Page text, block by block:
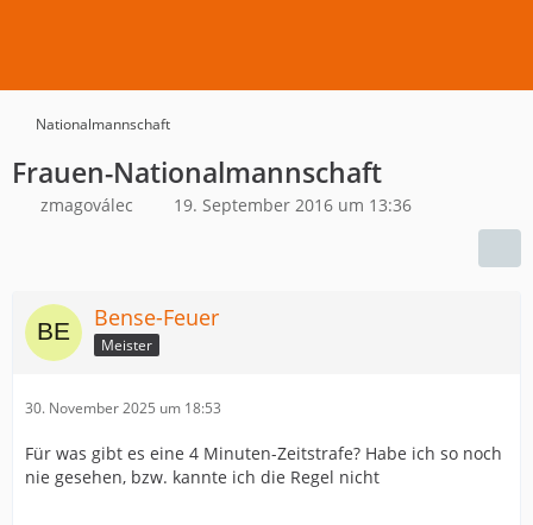
Nationalmannschaft
Frauen-Nationalmannschaft
zmagoválec 19. September 2016 um 13:36
Bense-Feuer
Meister
30. November 2025 um 18:53
Für was gibt es eine 4 Minuten-Zeitstrafe? Habe ich so noch
nie gesehen, bzw. kannte ich die Regel nicht